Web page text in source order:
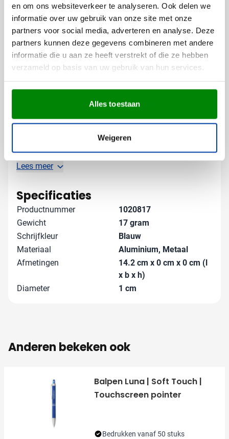
en om ons websiteverkeer te analyseren. Ook delen we
informatie over uw gebruik van onze site met onze
partners voor social media, adverteren en analyse. Deze
partners kunnen deze gegevens combineren met andere
informatie die u aan ze heeft verstrekt of die ze hebben
verzameld op basis van uw gebruik van hun services.
Alles toestaan
Weigeren
De elegante rose gold uitvoering vormt een prachtig
contrast met jouw bedrukking, waardoor je logo
optimaal tot zijn recht komt en direct de aandacht
trekt.
bedrukte balpen
Benieuwd hoe jouw logo eruit ziet op deze stijlvolle
balpen? Vraag een gratis digitaal voorbeeld aan en zie
wensen voor de bedrukking of wil je advies over de
beste opties? Neem contact met ons op - we denken
graag met je mee om jouw bedrukte balpennen tot een
Lees meer
Specificaties
Productnummer
1020817
Gewicht
17 gram
Schrijfkleur
Blauw
Materiaal
Aluminium, Metaal
Afmetingen
14.2 cm x 0 cm x 0 cm (l
x b x h)
Diameter
1 cm
Anderen bekeken ook
Balpen Luna | Soft Touch |
Touchscreen pointer
Bedrukken vanaf 50 stuks